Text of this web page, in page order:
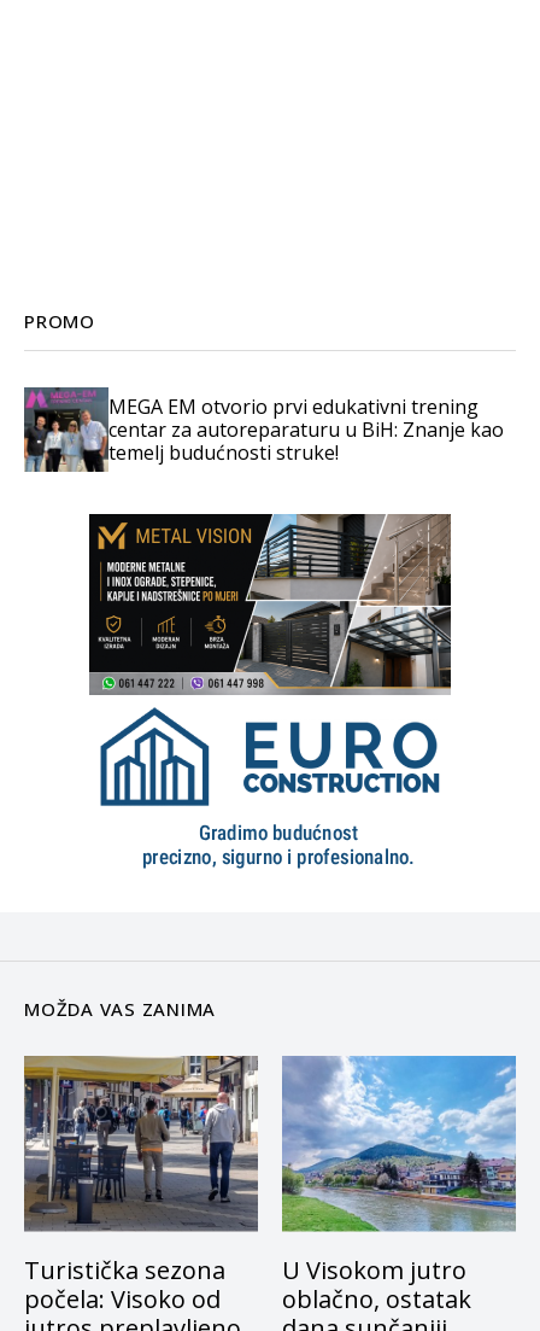
PROMO
MEGA EM otvorio prvi edukativni trening
centar za autoreparaturu u BiH: Znanje kao
temelj budućnosti struke!
MOŽDA VAS ZANIMA
Turistička sezona
počela: Visoko od
U Visokom jutro
oblačno, ostatak